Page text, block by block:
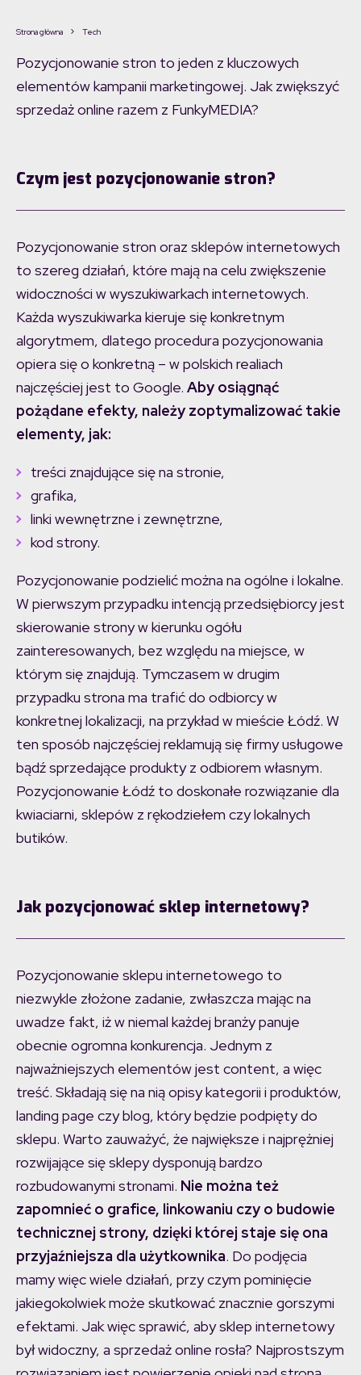
Strona główna Tech
Pozycjonowanie stron to jeden z kluczowych
elementów kampanii marketingowej. Jak zwiększyć
sprzedaż online razem z FunkyMEDIA?
Czym jest pozycjonowanie stron?
Pozycjonowanie stron oraz sklepów internetowych
to szereg działań, które mają na celu zwiększenie
widoczności w wyszukiwarkach internetowych.
Każda wyszukiwarka kieruje się konkretnym
algorytmem, dlatego procedura pozycjonowania
opiera się o konkretną – w polskich realiach
najczęściej jest to Google. Aby osiągnąć
pożądane efekty, należy zoptymalizować takie
elementy, jak:
treści znajdujące się na stronie,
grafika,
linki wewnętrzne i zewnętrzne,
kod strony.
Pozycjonowanie podzielić można na ogólne i lokalne.
W pierwszym przypadku intencją przedsiębiorcy jest
skierowanie strony w kierunku ogółu
zainteresowanych, bez względu na miejsce, w
którym się znajdują. Tymczasem w drugim
przypadku strona ma trafić do odbiorcy w
konkretnej lokalizacji, na przykład w mieście Łódź. W
ten sposób najczęściej reklamują się firmy usługowe
bądź sprzedające produkty z odbiorem własnym.
Pozycjonowanie Łódź to doskonałe rozwiązanie dla
kwiaciarni, sklepów z rękodziełem czy lokalnych
butików.
Jak pozycjonować sklep internetowy?
Pozycjonowanie sklepu internetowego to
niezwykle złożone zadanie, zwłaszcza mając na
uwadze fakt, iż w niemal każdej branży panuje
obecnie ogromna konkurencja. Jednym z
najważniejszych elementów jest content, a więc
treść. Składają się na nią opisy kategorii i produktów,
landing page czy blog, który będzie podpięty do
sklepu. Warto zauważyć, że największe i najprężniej
rozwijające się sklepy dysponują bardzo
rozbudowanymi stronami. Nie można też
zapomnieć o grafice, linkowaniu czy o budowie
technicznej strony, dzięki której staje się ona
przyjaźniejsza dla użytkownika. Do podjęcia
mamy więc wiele działań, przy czym pominięcie
jakiegokolwiek może skutkować znacznie gorszymi
efektami. Jak więc sprawić, aby sklep internetowy
był widoczny, a sprzedaż online rosła? Najprostszym